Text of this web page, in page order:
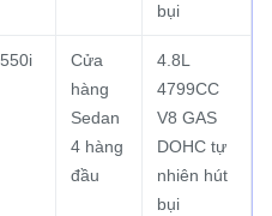
bụi
550i
Cửa
hàng
Sedan
4 hàng
đầu
4.8L
4799CC
V8 GAS
DOHC tự
nhiên hút
bụi